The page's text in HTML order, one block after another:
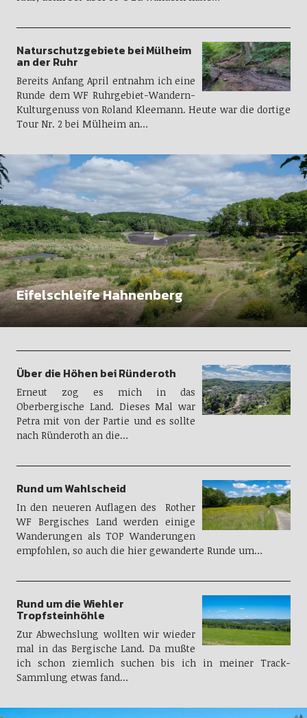
Naturschutzgebiete bei Mülheim
an der Ruhr
Bereits Anfang April entnahm ich eine
Runde dem WF Ruhrgebiet-Wandern-
Kulturgenuss von Roland Kleemann. Heute war die dortige
Tour Nr. 2 bei Mülheim an…
Eifelschleife Hahnenberg
Über die Höhen bei Ründeroth
Erneut zog es mich in das
Oberbergische Land. Dieses Mal war
Petra mit von der Partie und es sollte
nach Ründeroth an die…
Rund um Wahlscheid
In den neueren Auflagen des Rother
WF Bergisches Land werden einige
Wanderungen als TOP Wanderungen
empfohlen, so auch die hier gewanderte Runde um…
Rund um die Wiehler
Tropfsteinhöhle
Zur Abwechslung wollten wir wieder
mal in das Bergische Land. Da mußte
ich schon ziemlich suchen bis ich in meiner Track-
Sammlung etwas fand…